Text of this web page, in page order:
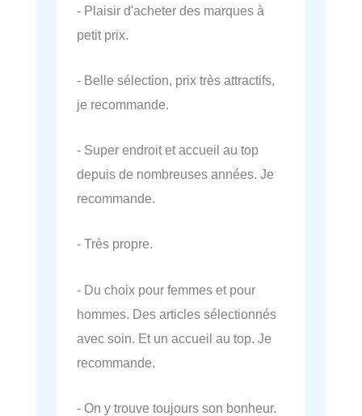
- Plaisir d'acheter des marques à
petit prix.
- Belle sélection, prix très attractifs,
je recommande.
- Super endroit et accueil au top
depuis de nombreuses années. Je
recommande.
- Très propre.
- Du choix pour femmes et pour
hommes. Des articles sélectionnés
avec soin. Et un accueil au top. Je
recommande.
- On y trouve toujours son bonheur.